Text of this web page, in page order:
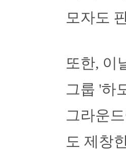
모자도
또한, 이
그룹 '하
그라운
도 제창